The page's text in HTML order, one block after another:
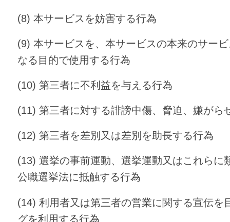
(8) 本サービスを妨害する行為
(9) 本サービスを、本サービスの本来のサー
なる目的で使用する行為
(10) 第三者に不利益を与える行為
(11) 第三者に対する誹謗中傷、脅迫、嫌がら
(12) 第三者を差別又は差別を助長する行為
(13) 選挙の事前運動、選挙運動又はこれらに
公職選挙法に抵触する行為
(14) 利用者又は第三者の営業に関する宣伝を
グを利用する行為